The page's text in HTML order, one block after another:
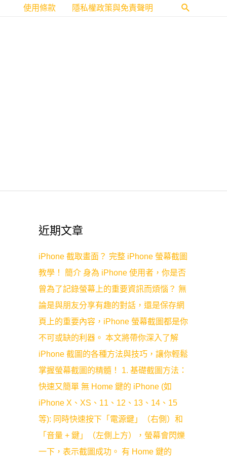
使用條款 隱私權政策與免責聲明
搜
近期文章
iPhone 截取畫面？ 完整 iPhone 螢幕截圖
教學！ 簡介 身為 iPhone 使用者，你是否
曾為了記錄螢幕上的重要資訊而煩惱？ 無
論是與朋友分享有趣的對話，還是保存網
頁上的重要內容，iPhone 螢幕截圖都是你
不可或缺的利器。 本文將帶你深入了解
iPhone 截圖的各種方法與技巧，讓你輕鬆
掌握螢幕截圖的精髓！ 1. 基礎截圖方法：
快速又簡單 無 Home 鍵的 iPhone (如
iPhone X、XS、11、12、13、14、15
等): 同時快速按下「電源鍵」（右側）和
「音量 + 鍵」（左側上方），螢幕會閃爍
一下，表示截圖成功。 有 Home 鍵的